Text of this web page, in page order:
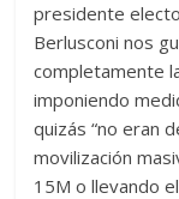
presidente
Berlusconi nos
completamente
imponiendo
quizás “no eran
movilización
15M o llevando